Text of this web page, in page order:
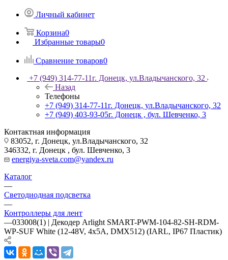
Личный кабинет
Корзина0
Избранные товары0
Сравнение товаров0
+7 (949) 314-77-11г. Донецк, ул.Владычанского, 32
Назад
Телефоны
+7 (949) 314-77-11г. Донецк, ул.Владычанского, 32
+7 (949) 403-93-05г. Донецк , бул. Шевченко, 3
Контактная информация
83052, г. Донецк, ул.Владычанского, 32
346332, г. Донецк , бул. Шевченко, 3
energiya-sveta.com@yandex.ru
Каталог
—
Светодиодная подсветка
—
Контроллеры для лент
—033008(1) | Декодер Arlight SMART-PWM-104-82-SH-RDM-
WP-SUF White (12-48V, 4x5А, DMX512) (IARL, IP67 Пластик)